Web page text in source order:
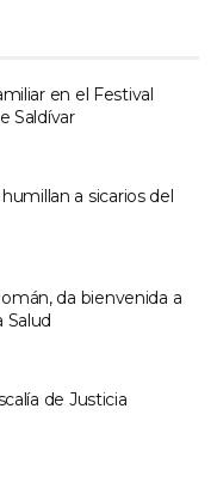
en el Festival
Saldívar
a sicarios del
da bienvenida a
Salud
de Justicia